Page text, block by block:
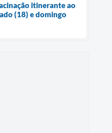
itinerante ao
(18) e domingo